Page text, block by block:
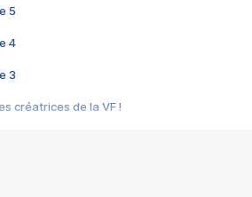
5
4
3
créatrices de la VF !